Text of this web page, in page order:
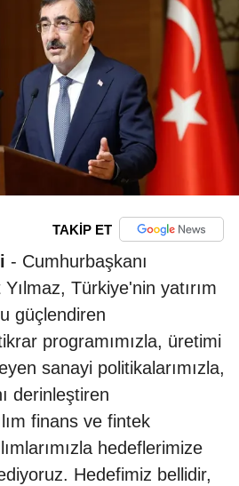
TAKİP ET
- Cumhurbaşkanı
Yılmaz, Türkiye'nin yatırım
güçlendiren
programımızla, üretimi
sanayi politikalarımızla,
derinleştiren
finans ve fintek
hedeflerimize
Hedefimiz bellidir,